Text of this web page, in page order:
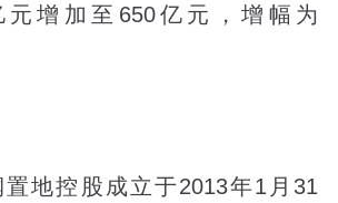
元增加至650亿元，增幅为
地控股成立于2013年1月31